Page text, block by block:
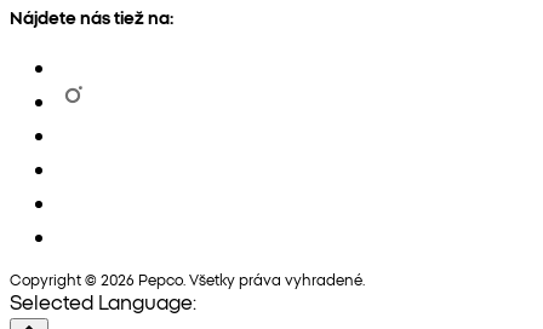
Nájdete nás tiež na:
Copyright © 2026 Pepco. Všetky práva vyhradené.
Selected Language: